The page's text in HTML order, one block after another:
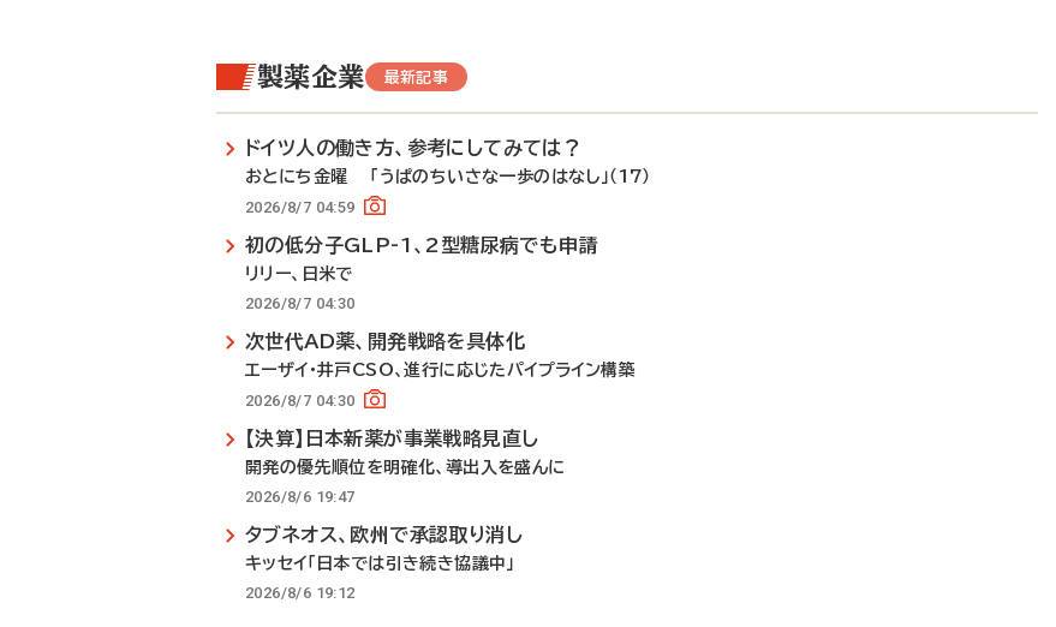
製薬企業 最新記事
ドイツ人の働き方、参考にしてみては？
おとにち金曜 「うぱのちいさな一歩のはなし」（17）
2026/8/7 04:59
初の低分子GLP-1、2型糖尿病でも申請
リリー、日米で
2026/8/7 04:30
次世代AD薬、開発戦略を具体化
エーザイ・井戸CSO、進行に応じたパイプライン構築
2026/8/7 04:30
【決算】日本新薬が事業戦略見直し
開発の優先順位を明確化、導出入を盛んに
2026/8/6 19:47
タブネオス、欧州で承認取り消し
キッセイ「日本では引き続き協議中」
2026/8/6 19:12